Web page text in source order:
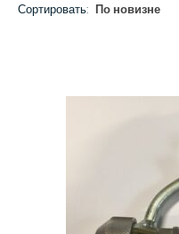
Сортировать: По новизне